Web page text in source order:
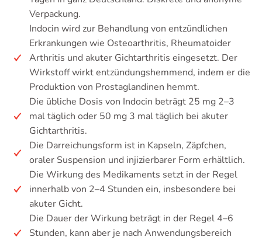
Verpackung.
Indocin wird zur Behandlung von entzündlichen
Erkrankungen wie Osteoarthritis, Rheumatoider
Arthritis und akuter Gichtarthritis eingesetzt. Der
Wirkstoff wirkt entzündungshemmend, indem er die
Produktion von Prostaglandinen hemmt.
Die übliche Dosis von Indocin beträgt 25 mg 2–3
mal täglich oder 50 mg 3 mal täglich bei akuter
Gichtarthritis.
Die Darreichungsform ist in Kapseln, Zäpfchen,
oraler Suspension und injizierbarer Form erhältlich.
Die Wirkung des Medikaments setzt in der Regel
innerhalb von 2–4 Stunden ein, insbesondere bei
akuter Gicht.
Die Dauer der Wirkung beträgt in der Regel 4–6
Stunden, kann aber je nach Anwendungsbereich